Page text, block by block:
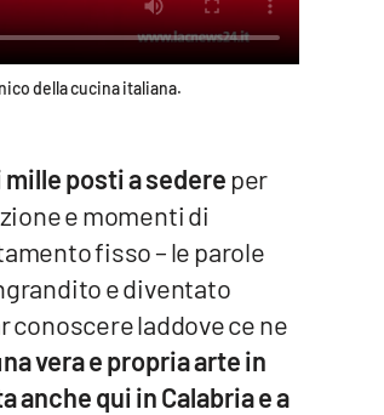
della cucina italiana.
posti a sedere per
e momenti di
fisso – le parole
e diventato
conoscere laddove ce ne
na vera e propria arte in
qui in Calabria e a